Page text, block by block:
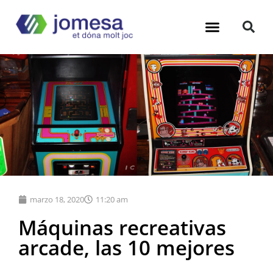
marzo 18, 2020 11:20 am
Máquinas recreativas
arcade, las 10 mejores